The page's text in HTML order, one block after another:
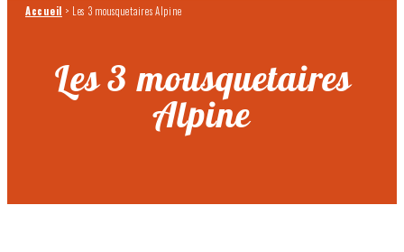
Accueil > Les 3 mousquetaires Alpine
Les 3 mousquetaires
Alpine